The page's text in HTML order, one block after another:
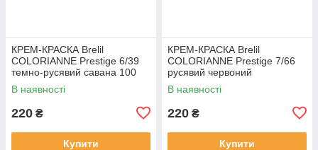
КРЕМ-КРАСКА Brelil
COLORIANNE Prestige 6/39
темно-русявий савана 100
мл
В наявності
220 ₴
Купити
КРЕМ-КРАСКА Brelil
COLORIANNE Prestige 7/66
русявий червоний
інтенсивний 100 мл
В наявності
220 ₴
Купити